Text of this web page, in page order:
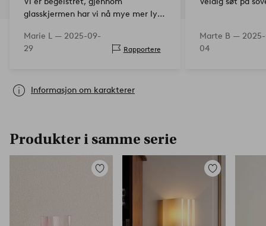
glasskjermen har vi nå mye mer lys
rett og slett veldig elegant
Marie L — 2025-09-
29
Rapportere
Marte B —
04
Informasjon om karakterer
Produkter i samme serie
Legg
favoritter
Legg